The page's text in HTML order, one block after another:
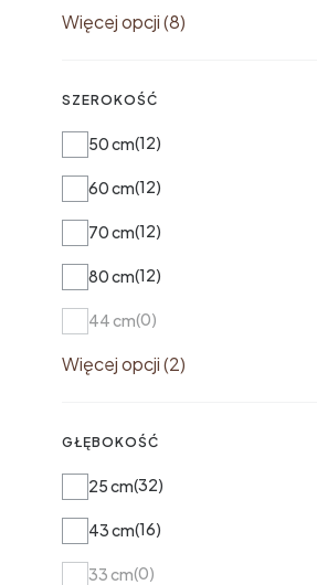
Więcej opcji (8)
SZEROKOŚĆ
Szerokość
50 cm 12
60 cm 12
70 cm 12
80 cm 12
44 cm 0
Więcej opcji (2)
GŁĘBOKOŚĆ
Głębokość
25 cm 32
43 cm 16
33 cm 0